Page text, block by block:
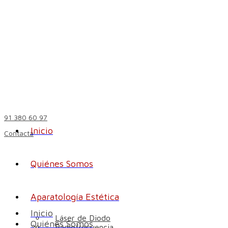
91 380 60 97
ContactaInicio
Quiénes Somos
Aparatología Estética
Láser de Diodo
Inicio
Quiénes Somos